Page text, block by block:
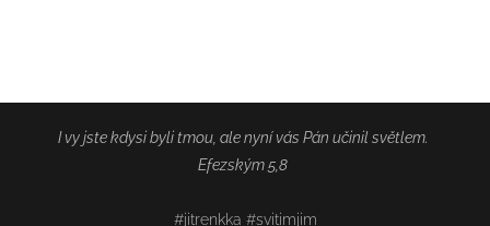
I vy jste kdysi byli tmou, ale nyní vás Pán učinil světlem.
Efezským 5,8
#jitrenkka #svitimjim